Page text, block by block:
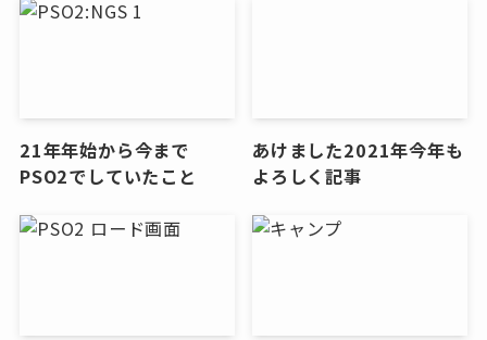
21年年始から今まで
PSO2でしていたこと
あけました2021年今年も
よろしく記事